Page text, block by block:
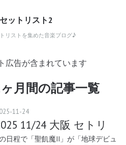
ットリスト2
リストを集めた音楽ブログ♪
広告が含まれています
月間の記事一覧
-11-24
11/24 大阪 セトリ
日程で「聖飢魔II」が「地球デビュ